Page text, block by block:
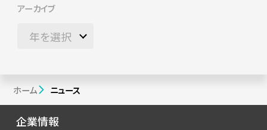
アーカイブ
ホーム ニュース
企業情報